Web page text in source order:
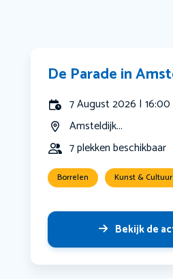
De Parade in
7 August 2026 | 16:00
Amsteldijk...
7 plekken beschikbaar
Borrelen Kunst & Cultuur
Bekijk de